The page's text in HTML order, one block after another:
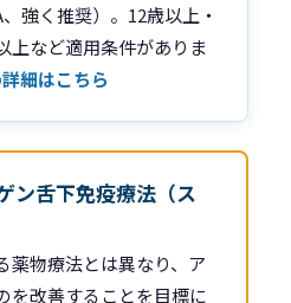
強く推奨）。12歳以上・
上など適用条件がありま
細はこちら
ン舌下免疫療法（ス
薬物療法とは異なり、ア
を改善することを目標に